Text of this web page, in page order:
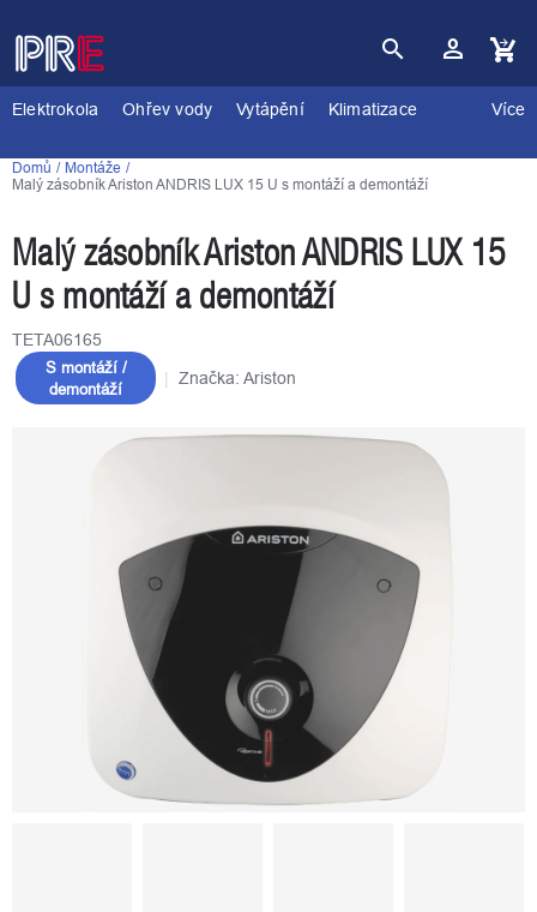
na
obsah
Nákupní
košík
Elektrokola
Ohřev vody Vytápění Klimatizace Více
Domů
Montáže
Malý zásobník Ariston ANDRIS LUX 15 U s montáží a demontáží
Malý zásobník Ariston ANDRIS LUX 15
U s montáží a demontáží
TETA06165
S montáží /
demontáží
Značka: Ariston